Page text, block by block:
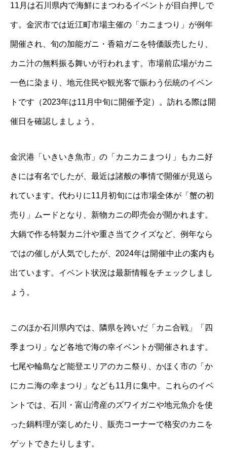
11月は石川県内で海鮮にまつわるイベントが目白押しで
す。金沢市では近江町市場主催の「カニまつり」が例年
開催され、旬の加能ガニ・香箱ガニを特価販売したり、
カニ汁の無料振る舞いが行われます。市場前広場がカニ
一色に染まり、地元住民や観光客で賑わう伝統のイベン
トです（2023年は11月中旬に開催予定）。訪れる際は開
催日を確認しましょう。
金沢港「いきいき魚市」の「カニカニまつり」もカニ好
きには有名でしたが、最近は諸般の事情で開催が見送ら
れています。代わりに11月初旬には市場全体が「蟹の初
売り」ムードとなり、新物カニの即売会が開かれます。
大鍋で作る特製カニ汁や重さ当てクイズなど、例年なら
ではの催しが人気でしたが、2024年は開催中止の案内も
出ています。イベント状況は最新情報をチェックしまし
ょう。
このほか石川県内では、隣県を跨いだ「カニ合戦」「四
季まつり」など各地で海の幸イベントが開催されます。
七尾や輪島など能登エリアのカニ祭り、かほく市の「か
にカニ海の幸まつり」なども11月に集中。これらのイベ
ントでは、石川・富山湾産のズワイガニや地元魚介を使
った鍋料理が楽しめたり、販売コーナーで格安のカニを
ゲットできたりします。